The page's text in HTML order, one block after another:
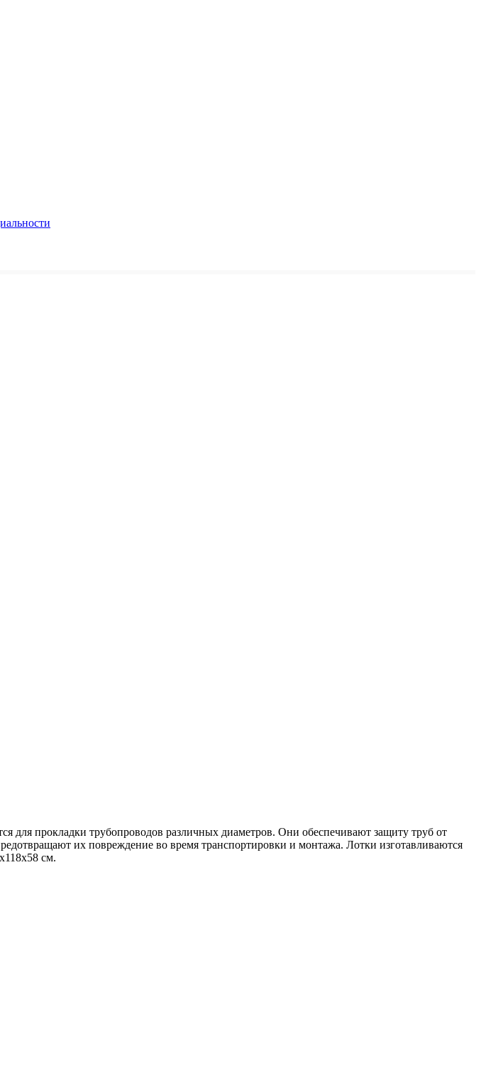
для прокладки трубопроводов различных диаметров. Они обеспечивают защиту труб от
их повреждение во время транспортировки и монтажа. Лотки изготавливаются
см.